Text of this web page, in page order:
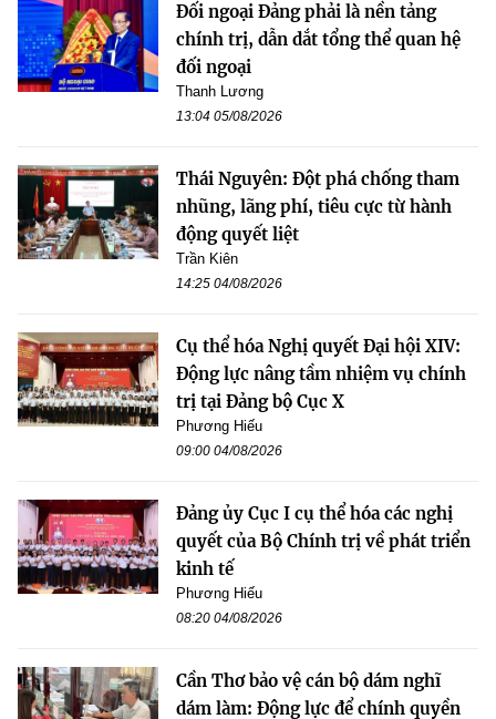
Đối ngoại Đảng phải là nền tảng
chính trị, dẫn dắt tổng thể quan hệ
đối ngoại
Thanh Lương
13:04 05/08/2026
Thái Nguyên: Đột phá chống tham
nhũng, lãng phí, tiêu cực từ hành
động quyết liệt
Trần Kiên
14:25 04/08/2026
Cụ thể hóa Nghị quyết Đại hội XIV:
Động lực nâng tầm nhiệm vụ chính
trị tại Đảng bộ Cục X
Phương Hiếu
09:00 04/08/2026
Đảng ủy Cục I cụ thể hóa các nghị
quyết của Bộ Chính trị về phát triển
kinh tế
Phương Hiếu
08:20 04/08/2026
Cần Thơ bảo vệ cán bộ dám nghĩ
dám làm: Động lực để chính quyền